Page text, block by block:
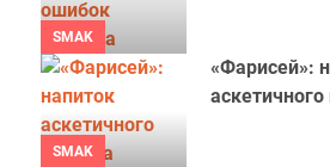
SMAK
SMAK
«Фарисей»:
аскетичного